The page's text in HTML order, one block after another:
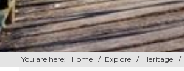
You are here: Home / Explore / Heritage /